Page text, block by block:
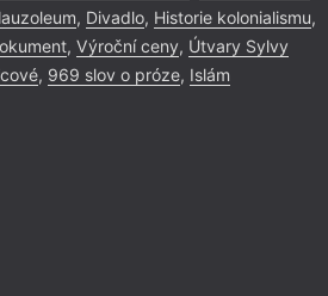
, Divadlo, Historie kolonialismu,
, Výroční ceny, Útvary Sylvy
, 969 slov o próze, Islám